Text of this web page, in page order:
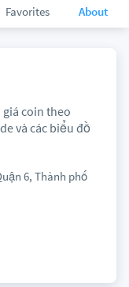
Favorites About
coin theo
và các biểu đồ
6, Thành phố